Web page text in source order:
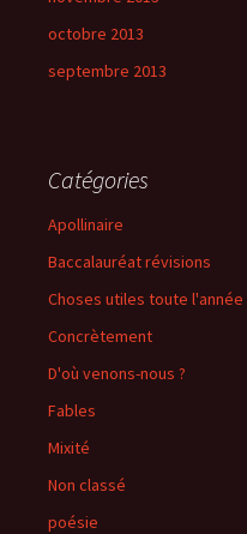
octobre 2013
septembre 2013
Catégories
Apollinaire
Baccalauréat révisions
Choses utiles toute l'année
Concrètement
D'où venons-nous ?
Fables
Mixité
Non classé
poésie